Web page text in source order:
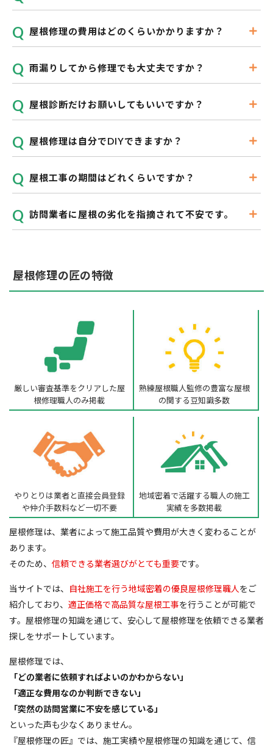
屋根修理の費用はどのくらいかかりますか？
雨漏りしてから修理でも大丈夫ですか？
屋根診断だけお願いしてもいいですか？
屋根修理は自分でDIYできますか？
屋根工事の期間はどれくらいですか？
訪問業者に屋根の劣化を指摘されて不安です。
屋根修理の匠の特徴
厳しい審査基準をクリアした屋
根修理職人のみ掲載
熟練屋根職人監修の豊富な屋根
の関する豆知識多数
やりとりは業者と直接会員登録
や仲介手数料など一切不要
地域密着で活躍する職人の施工
実績を多数掲載
屋根修理は、業者によって施工品質や費用が大きく変わることが
あります。
そのため、 信頼できる業者選びがとても重要です。
当サイトでは、 自社施工を行う地域密着の優良屋根修理職人 をご
紹介しており、 適正価格で高品質な屋根工事を行うことが可能で
す。屋根修理の知識を通じて、安心して屋根修理を依頼できる業者
探しをサポートしています。
屋根修理では、
「どの業者に依頼すればよいのかわからない」
「適正な費用なのか判断できない」
「突然の訪問営業に不安を感じている」
といった声も少なくありません。
『屋根修理の匠』では、施工実績や屋根修理の知識を通じて、信